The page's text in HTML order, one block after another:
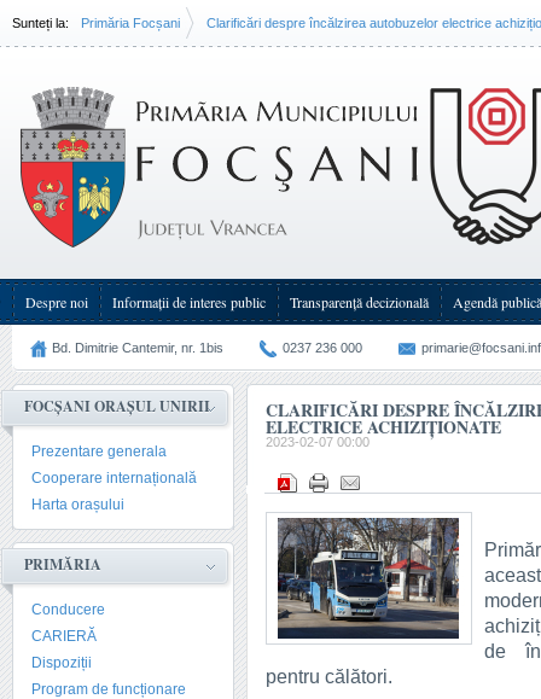
Sunteți la: Primăria Focșani Clarificări despre încălzirea autobuzelor electrice
Despre noi Informații de interes public Transparenţă decizională Agendă publică
Bd. Dimitrie Cantemir, nr. 1bis 0237 236 000
FOCȘANI ORAȘUL UNIRII
Prezentare generala
Cooperare internațională
Harta orașului
PRIMĂRIA
Conducere
CARIERĂ
Dispoziții
Program de funcționare
CLARIFICĂRI DESPRE
ELECTRICE ACHIZIȚIONATE
2023-02-07 00:00
de
pentru călători.